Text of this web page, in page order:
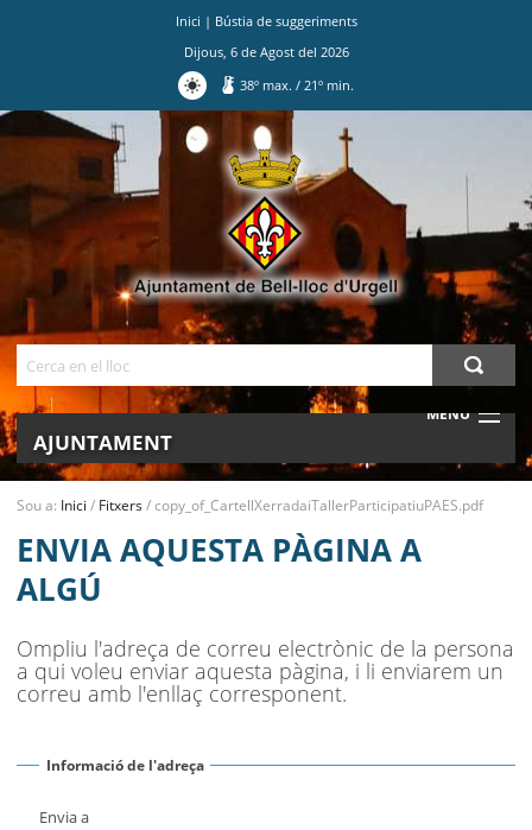
Inici | Bústia de suggeriments
Dijous, 6de Agostdel 2026
38º max./ 21º min.
MENU
AJUNTAMENT
SEU ELECTRÒNICA
BELL-LLOC SOLUCIONA
Sou a: Inici / Fitxers/copy_of_CartellXerradaiTallerParticipatiuPAES.pdf
ENVIA AQUESTA PÀGINA A
ALGÚ
Ompliu l'adreça de correu electrònic de la persona
a qui voleu enviar aquesta pàgina, i li enviarem un
correu amb l'enllaç corresponent.
Informació de l'adreça
Envia a